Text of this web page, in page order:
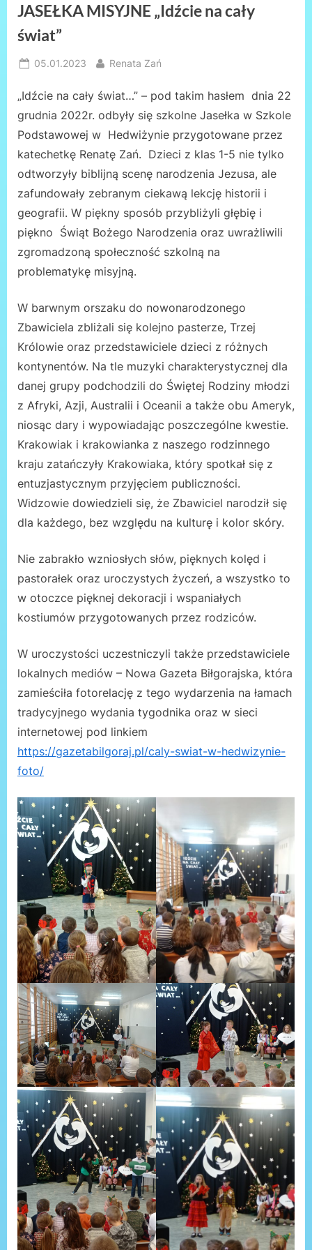
JASEŁKA MISYJNE „Idźcie na cały
świat”
Posted
05.01.2023 By
Renata Zań
„Idźcie na cały świat…” – pod takim hasłem dnia 22
grudnia 2022r. odbyły się szkolne Jasełka w Szkole
Podstawowej w Hedwiżynie przygotowane przez
katechetkę Renatę Zań. Dzieci z klas 1-5 nie tylko
odtworzyły biblijną scenę narodzenia Jezusa, ale
zafundowały zebranym ciekawą lekcję historii i
geografii. W piękny sposób przybliżyli głębię i
piękno Świąt Bożego Narodzenia oraz uwrażliwili
zgromadzoną społeczność szkolną na
problematykę misyjną.
W barwnym orszaku do nowonarodzonego
Zbawiciela zbliżali się kolejno pasterze, Trzej
Królowie oraz przedstawiciele dzieci z różnych
kontynentów. Na tle muzyki charakterystycznej dla
danej grupy podchodzili do Świętej Rodziny młodzi
z Afryki, Azji, Australii i Oceanii a także obu Ameryk,
niosąc dary i wypowiadając poszczególne kwestie.
Krakowiak i krakowianka z naszego rodzinnego
kraju zatańczyły Krakowiaka, który spotkał się z
entuzjastycznym przyjęciem publiczności.
Widzowie dowiedzieli się, że Zbawiciel narodził się
dla każdego, bez względu na kulturę i kolor skóry.
Nie zabrakło wzniosłych słów, pięknych kolęd i
pastorałek oraz uroczystych życzeń, a wszystko to
w otoczce pięknej dekoracji i wspaniałych
kostiumów przygotowanych przez rodziców.
W uroczystości uczestniczyli także przedstawiciele
lokalnych mediów – Nowa Gazeta Biłgorajska, która
zamieściła fotorelację z tego wydarzenia na łamach
tradycyjnego wydania tygodnika oraz w sieci
internetowej pod linkiem
https://gazetabilgoraj.pl/caly-swiat-w-hedwizynie-
foto/